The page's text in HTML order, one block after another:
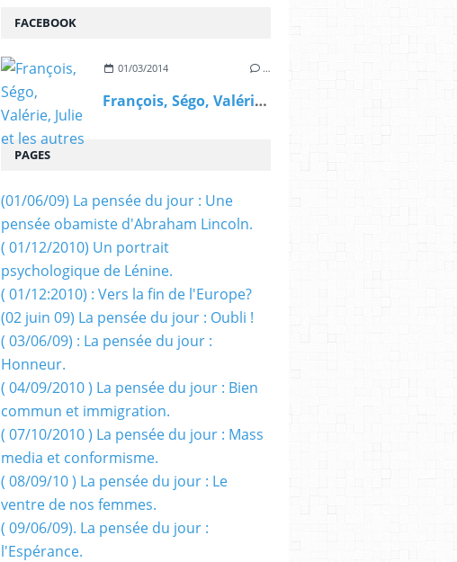
FACEBOOK
01/03/2014 …
François, Ségo, Valérie, Julie et les autres
PAGES
(01/06/09) La pensée du jour : Une
pensée obamiste d'Abraham Lincoln.
( 01/12/2010) Un portrait
psychologique de Lénine.
( 01/12:2010) : Vers la fin de l'Europe?
(02 juin 09) La pensée du jour : Oubli !
( 03/06/09) : La pensée du jour :
Honneur.
( 04/09/2010 ) La pensée du jour : Bien
commun et immigration.
( 07/10/2010 ) La pensée du jour : Mass
media et conformisme.
( 08/09/10 ) La pensée du jour : Le
ventre de nos femmes.
( 09/06/09). La pensée du jour :
l'Espérance.